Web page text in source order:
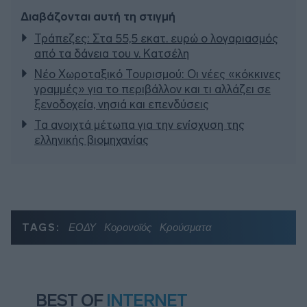
Διαβάζονται αυτή τη στιγμή
Τράπεζες: Στα 55,5 εκατ. ευρώ ο λογαριασμός
από τα δάνεια του ν. Κατσέλη
Νέο Χωροταξικό Τουρισμού: Οι νέες «κόκκινες
γραμμές» για το περιβάλλον και τι αλλάζει σε
ξενοδοχεία, νησιά και επενδύσεις
Τα ανοιχτά μέτωπα για την ενίσχυση της
ελληνικής βιομηχανίας
TAGS: ΕΟΔΥ Κορονοϊός Κρούσματα
BEST OF INTERNET